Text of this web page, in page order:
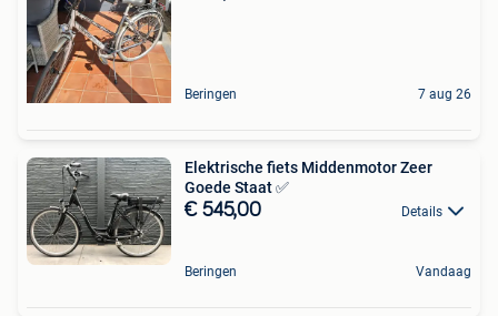
Beringen 7 aug 26
Elektrische fiets Middenmotor Zeer
Goede Staat ✅
€ 545,00 Details
Beringen Vandaag